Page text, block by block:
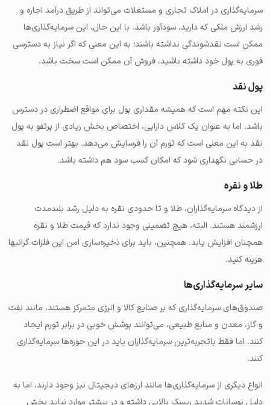
سرمایه‌گذاری در املاک تجاری و مستغلات می‌تواند از طریق درآمد اجاره و
رشد ارزش ملکی که دارید، سودآور باشد. با این حال، این سرمایه‌گذاری‌ها
ممکن است نقدشوندگی نداشته باشند؛ به این معنی که اگر نیاز به دسترسی
فوری به پول خود داشته باشید، فروش آن ممکن است سخت باشد.
پول نقد
این نکته مهم است که همیشه مقداری پول برای مواقع اضطراری در دسترس
باشد. اما به عنوان یک کلاس دارایی، اختصاص بخش زیادی از پرتفو به پول
نقد به این معنی است که تورم آن را فرسایش می‌دهد. بهتر است پول نقد
در حسابی نگهداری شود که امکان کسب سود هم داشته باشد.
طلا و نقره
از دیدگاه سرمایه‌گذاران، طلا و تا حدودی نقره به دلیل رشد بلندمدت
ارزشمند هستند. البته، هیچ تضمینی وجود ندارد که قیمت طلا و نقره
همچنان افزایش یابد. همچنین، باید برای ذخیره‌سازی امن این فلزات گرانبها
هزینه کنید.
سایر سرمایه‌گذاری‌ها
صندوق‌های سرمایه‌گذاری که بر صنایع کالا و انرژی متمرکز هستند، مانند نفت
و گاز، معدن و منابع طبیعی، می‌توانند پوشش خوبی در برابر تورم ایجاد
کنند. اما فقط باتجربه‌ترین سرمایه‌گذاران باید در این حوزه‌ها سرمایه‌گذاری
کنند.
انواع دیگری از سرمایه‌گذاری‌ها مانند ارزهای دیجیتال نیز وجود دارند، اما به
دلیل نوسانات شدید ریسک بالایی داشته و در بیشتر موارد نباید بخش